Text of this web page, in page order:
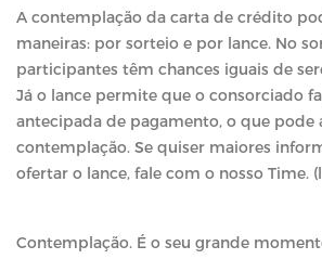
A contemplação da carta de crédito
maneiras: por sorteio e por lance. No
participantes têm chances iguais de
Já o lance permite que o consorciado
antecipada de pagamento, o que pode
contemplação. Se quiser maiores
ofertar o lance, fale com o nosso Time.
Contemplação. É o seu grande